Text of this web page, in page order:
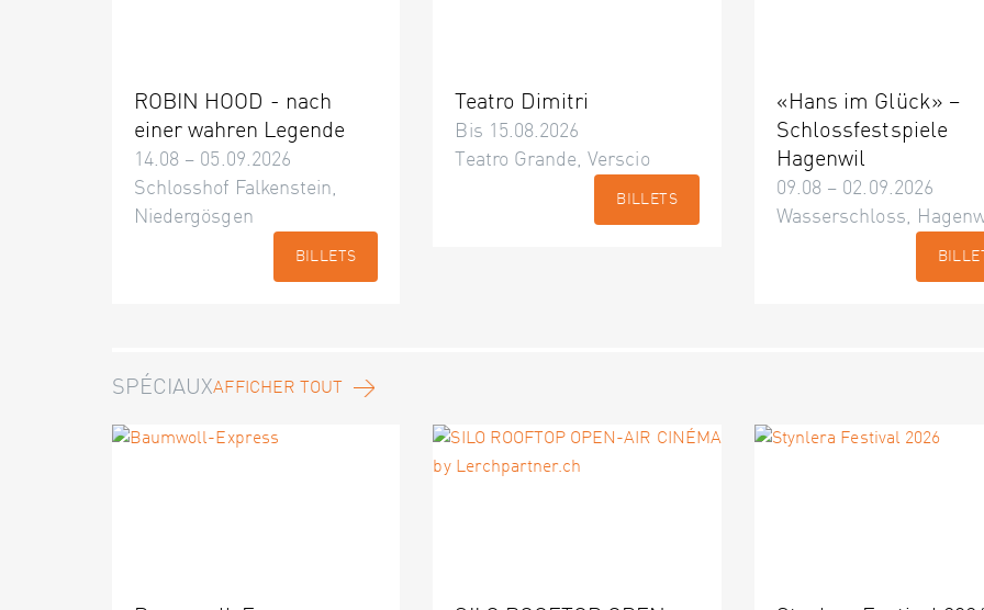
ROBIN HOOD - nach
einer wahren Legende
14.08 – 05.09.2026
Schlosshof Falkenstein,
Niedergösgen
BILLETS
Teatro Dimitri
Bis 15.08.2026
Teatro Grande, Verscio
BILLETS
«Hans im Glück» –
Schlossfestspiele
Hagenwil
09.08 – 02.09.2026
Wasserschloss,
SPÉCIAUXAFFICHER TOUT